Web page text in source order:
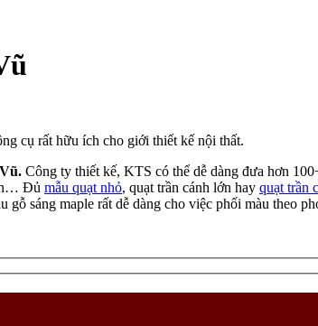
cụ rất hữu ích cho giới thiết kế nội thất.
Công ty thiết kế, KTS có thể dễ dàng đưa hơn
Đủ mẫu quạt nhỏ, quạt trần cánh lớn hay quạt trần
sáng maple rất dễ dàng cho việc phối màu theo